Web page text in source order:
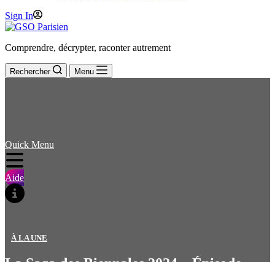
Sign In
Comprendre, décrypter, raconter autrement
Rechercher Menu
Quick Menu
Aide
À LA UNE